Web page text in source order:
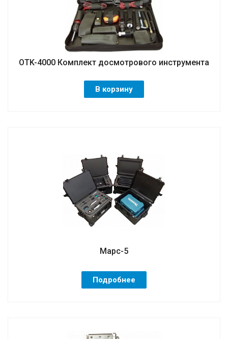
OTK-4000 Комплект досмотрового инструмента
В корзину
Марс-5
Подробнее